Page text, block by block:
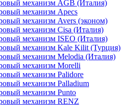
механизм AGB (Италия)
механизм Apecs
механизм Avers (эконом)
механизм Cisa (Италия)
механизм ISEO (Италия)
механизм Kale Kilit (Турция)
механизм Melodia (Италия)
механизм Morelli
механизм Palidore
механизм Palladium
механизм Punto
механизм RENZ